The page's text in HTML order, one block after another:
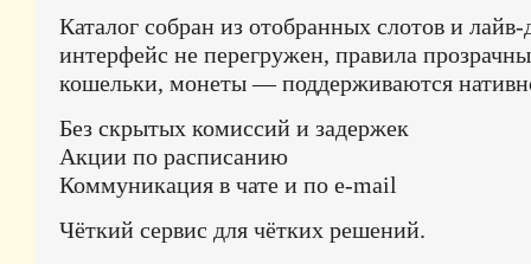
Каталог собран из отобранных слотов и
интерфейс не перегружен, правила
кошельки, монеты — поддерживаются
Без скрытых комиссий и задержек
Акции по расписанию
Коммуникация в чате и по e-mail
Чёткий сервис для чётких решений.